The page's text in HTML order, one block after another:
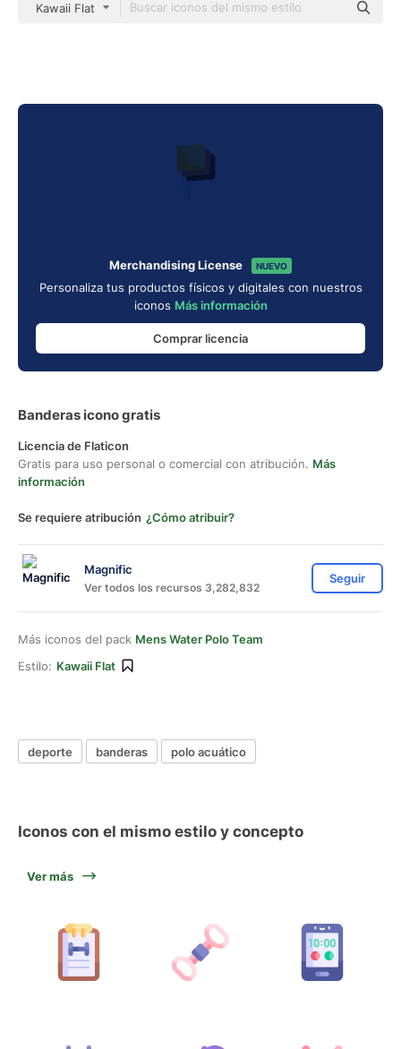
Kawaii Flat
Merchandising License NUEVO
Personaliza tus productos físicos y digitales con nuestros
iconos Más información
Comprar licencia
Banderas icono gratis
Licencia de Flaticon
Gratis para uso personal o comercial con atribución. Más
información
Se requiere atribución ¿Cómo atribuir?
Magnific
Ver todos los recursos 3,282,832
Seguir
Más iconos del pack Mens Water Polo Team
Estilo: Kawaii Flat
deporte banderas polo acuático
Iconos con el mismo estilo y concepto
Ver más